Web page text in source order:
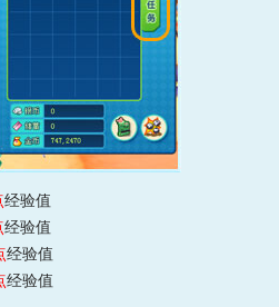
经验值
经验值
经验值
经验值